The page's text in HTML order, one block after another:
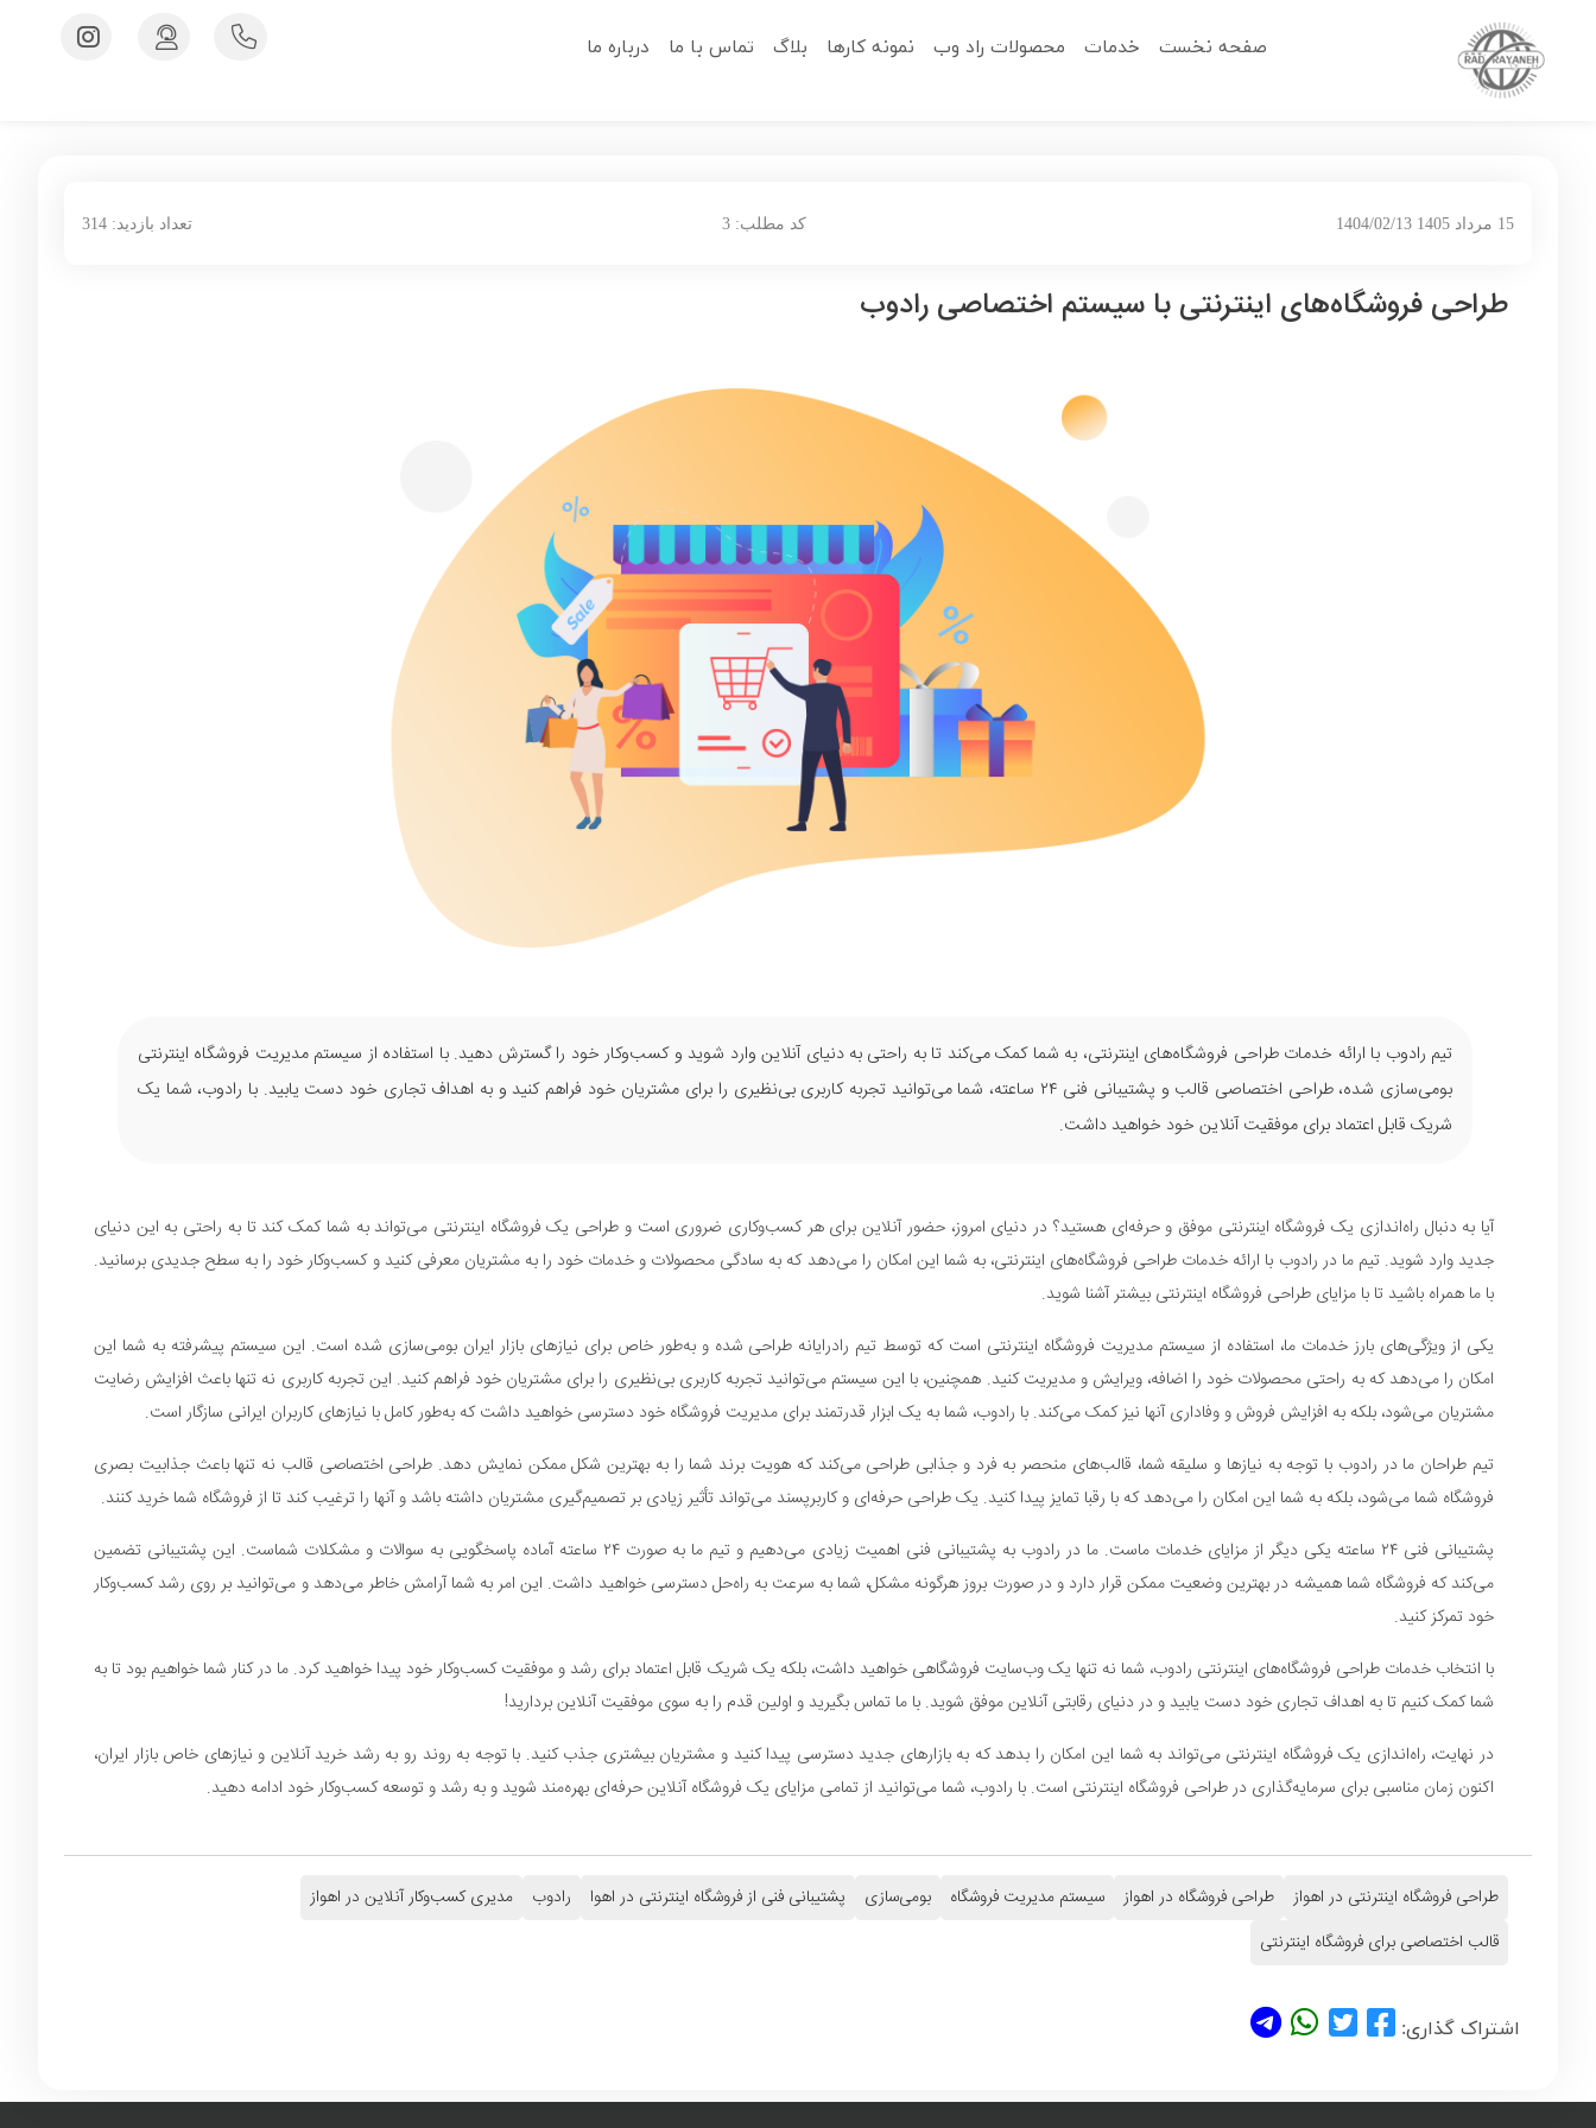
صفحه نخست خدمات محصولات راد وب نمونه کارها بلاگ تماس با ما درباره ما
15 مرداد 1405 1404/02/13 کد مطلب: 3 تعداد بازدید: 314
طراحی فروشگاه‌های اینترنتی با سیستم اختصاصی رادوب
تیم رادوب با ارائه خدمات طراحی فروشگاه‌های اینترنتی، به شما کمک می‌کند تا به راحتی به دنیای آنلاین وارد شوید و کسب‌وکار خود را گسترش دهید. با استفاده از سیستم مدیریت فروشگاه اینترنتی
بومی‌سازی شده، طراحی اختصاصی قالب و پشتیبانی فنی ۲۴ ساعته، شما می‌توانید تجربه کاربری بی‌نظیری را برای مشتریان خود فراهم کنید و به اهداف تجاری خود دست یابید. با رادوب، شما یک
شریک قابل اعتماد برای موفقیت آنلاین خود خواهید داشت.
آیا به دنبال راه‌اندازی یک فروشگاه اینترنتی موفق و حرفه‌ای هستید؟ در دنیای امروز، حضور آنلاین برای هر کسب‌وکاری ضروری است و طراحی یک فروشگاه اینترنتی می‌تواند به شما کمک کند تا به راحتی به این دنیای
جدید وارد شوید. تیم ما در رادوب با ارائه خدمات طراحی فروشگاه‌های اینترنتی، به شما این امکان را می‌دهد که به سادگی محصولات و خدمات خود را به مشتریان معرفی کنید و کسب‌وکار خود را به سطح جدیدی برسانید.
با ما همراه باشید تا با مزایای طراحی فروشگاه اینترنتی بیشتر آشنا شوید.
یکی از ویژگی‌های بارز خدمات ما، استفاده از سیستم مدیریت فروشگاه اینترنتی است که توسط تیم رادرایانه طراحی شده و به‌طور خاص برای نیازهای بازار ایران بومی‌سازی شده است. این سیستم پیشرفته به شما این
امکان را می‌دهد که به راحتی محصولات خود را اضافه، ویرایش و مدیریت کنید. همچنین، با این سیستم می‌توانید تجربه کاربری بی‌نظیری را برای مشتریان خود فراهم کنید. این تجربه کاربری نه تنها باعث افزایش رضایت
مشتریان می‌شود، بلکه به افزایش فروش و وفاداری آنها نیز کمک می‌کند. با رادوب، شما به یک ابزار قدرتمند برای مدیریت فروشگاه خود دسترسی خواهید داشت که به‌طور کامل با نیازهای کاربران ایرانی سازگار است.
تیم طراحان ما در رادوب با توجه به نیازها و سلیقه شما، قالب‌های منحصر به فرد و جذابی طراحی می‌کند که هویت برند شما را به بهترین شکل ممکن نمایش دهد. طراحی اختصاصی قالب نه تنها باعث جذابیت بصری
فروشگاه شما می‌شود، بلکه به شما این امکان را می‌دهد که با رقبا تمایز پیدا کنید. یک طراحی حرفه‌ای و کاربرپسند می‌تواند تأثیر زیادی بر تصمیم‌گیری مشتریان داشته باشد و آنها را ترغیب کند تا از فروشگاه شما خرید کنند.
پشتیبانی فنی ۲۴ ساعته یکی دیگر از مزایای خدمات ماست. ما در رادوب به پشتیبانی فنی اهمیت زیادی می‌دهیم و تیم ما به صورت ۲۴ ساعته آماده پاسخگویی به سوالات و مشکلات شماست. این پشتیبانی تضمین
می‌کند که فروشگاه شما همیشه در بهترین وضعیت ممکن قرار دارد و در صورت بروز هرگونه مشکل، شما به سرعت به راه‌حل دسترسی خواهید داشت. این امر به شما آرامش خاطر می‌دهد و می‌توانید بر روی رشد کسب‌وکار
خود تمرکز کنید.
با انتخاب خدمات طراحی فروشگاه‌های اینترنتی رادوب، شما نه تنها یک وب‌سایت فروشگاهی خواهید داشت، بلکه یک شریک قابل اعتماد برای رشد و موفقیت کسب‌وکار خود پیدا خواهید کرد. ما در کنار شما خواهیم بود تا به
شما کمک کنیم تا به اهداف تجاری خود دست یابید و در دنیای رقابتی آنلاین موفق شوید. با ما تماس بگیرید و اولین قدم را به سوی موفقیت آنلاین بردارید!
در نهایت، راه‌اندازی یک فروشگاه اینترنتی می‌تواند به شما این امکان را بدهد که به بازارهای جدید دسترسی پیدا کنید و مشتریان بیشتری جذب کنید. با توجه به روند رو به رشد خرید آنلاین و نیازهای خاص بازار ایران،
اکنون زمان مناسبی برای سرمایه‌گذاری در طراحی فروشگاه اینترنتی است. با رادوب، شما می‌توانید از تمامی مزایای یک فروشگاه آنلاین حرفه‌ای بهره‌مند شوید و به رشد و توسعه کسب‌وکار خود ادامه دهید.
طراحی فروشگاه اینترنتی در اهواز طراحی فروشگاه در اهواز سیستم مدیریت فروشگاه بومی‌سازی پشتیبانی فنی از فروشگاه اینترنتی در اهوا رادوب
مدیری کسب‌وکار آنلاین در اهواز
قالب اختصاصی برای فروشگاه اینترنتی
اشتراک گذاری: